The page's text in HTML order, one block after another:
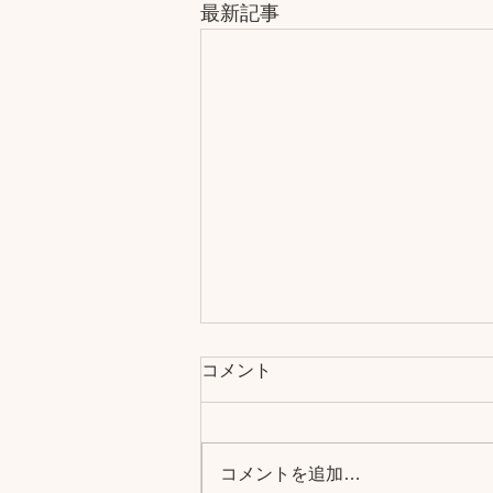
最新記事
2026夏季休業のお知らせ
平素は格別のご高配を賜り、誠に
おりとさせていただきます。 夏
コメント
コメントを追加…